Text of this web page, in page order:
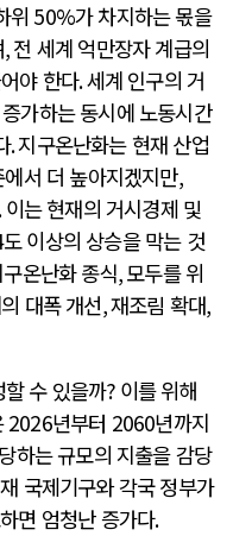
위 50%가 차지하는 몫을
,전 세계 억만장자 계급의
야 한다.세계 인구의 거
가하는 동시에 노동시간
.지구온난화는 현재 산업
서 더 높아지겠지만,
이는 현재의 거시경제 및
도 이상의 상승을 막는 것
온난화 종식,모두를 위
대폭 개선,재조림 확대,
수 있을까? 이를 위해
2026년부터 2060년까지
하는 규모의 지출을 감당
국제기구와 각국 정부가
면 엄청난 증가다.